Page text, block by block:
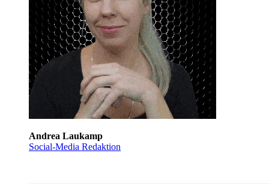
Andrea Laukamp
Social-Media Redaktion